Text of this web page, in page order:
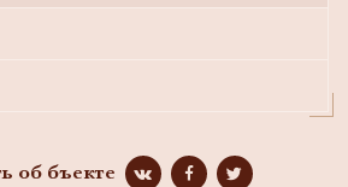
об бъекте